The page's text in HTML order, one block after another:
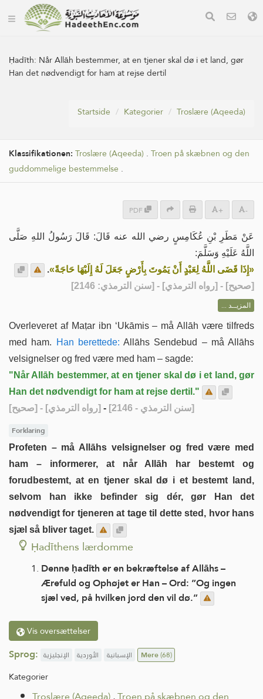
Ḥadīth: Når Allāh bestemmer, at en tjener skal dø i et land, gør
Han det nødvendigt for ham at rejse dertil
Startside Kategorier Troslære (Aqeeda)
Klassifikationen: Troslære (Aqeeda) . Troen på skæbnen og den
guddommelige bestemmelse .
PDF + -
عَنْ مَطَرِ بْنِ عُكَامِسٍ رضي الله عنه قَالَ: قَالَ رَسُولُ اللهِ صَلَّى
اللَّهُ عَلَيْهِ وَسَلَّمَ:
«إِذَا قَضَى اللَّهُ لِعَبْدٍ أَنْ يَمُوتَ بِأَرْضٍ جَعَلَ لَهُ إِلَيْهَا حَاجَةً».
[صحيح] - [رواه الترمذي] - [سنن الترمذي: 2146]
المزيــد ...
Overleveret af Maṭar ibn ‘Ukāmis – må Allāh være tilfreds
med ham. Han berettede: Allāhs Sendebud – må Allāhs
velsignelser og fred være med ham – sagde:
"Når Allāh bestemmer, at en tjener skal dø i et land, gør
Han det nødvendigt for ham at rejse dertil."
[صحيح]
- [رواه الترمذي] - [سنن الترمذي - 2146]
Forklaring
Profeten – må Allāhs velsignelser og fred være med
ham – informerer, at når Allāh har bestemt og
forudbestemt, at en tjener skal dø i et bestemt land,
selvom han ikke befinder sig dér, gør Han det
nødvendigt for tjeneren at tage til dette sted, hvor hans
sjæl så bliver taget.
Ḥadīthens lærdomme
Denne ḥadīth er en bekræftelse af Allāhs –
Ærefuld og Ophøjet er Han – Ord: ”Og ingen
sjæl ved, på hvilken jord den vil dø.”
Vis oversættelser
Sprog: الإنجليزية الأوردية الإسبانية Mere(68)
Kategorier